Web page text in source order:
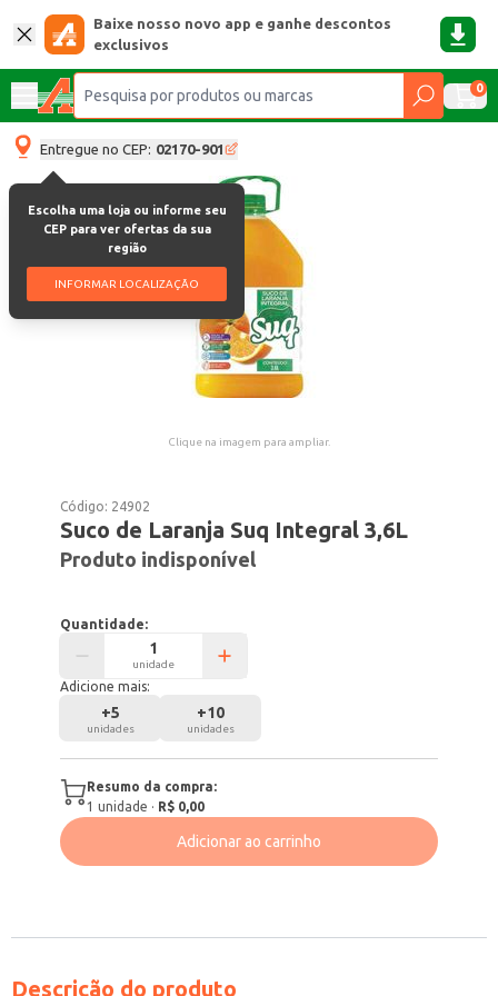
Baixe nosso novo app e ganhe descontos
exclusivos
0
Entregue no CEP: 02170-901
Escolha uma loja ou informe seu
CEP para ver ofertas da sua
região
INFORMAR LOCALIZAÇÃO
Clique na imagem para ampliar.
Código: 24902
Suco de Laranja Suq Integral 3,6L
Produto indisponível
Quantidade:
unidade
Adicione mais:
+5
unidades
+10
unidades
Resumo da compra:
1 unidade · R$ 0,00
Adicionar ao carrinho
Descrição do produto